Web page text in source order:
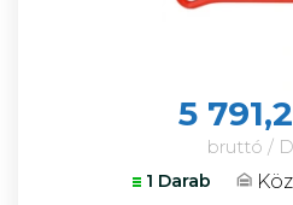
5
bruttó /
1 Darab